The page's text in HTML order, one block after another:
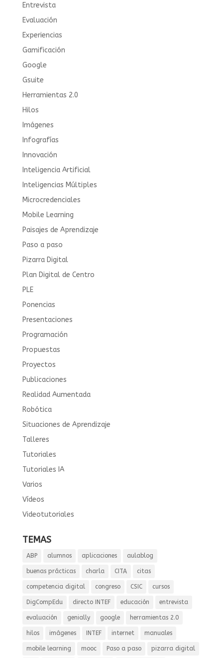
Entrevista
Evaluación
Experiencias
Gamificación
Google
Gsuite
Herramientas 2.0
Hilos
Imágenes
Infografías
Innovación
Inteligencia Artificial
Inteligencias Múltiples
Microcredenciales
Mobile Learning
Paisajes de Aprendizaje
Paso a paso
Pizarra Digital
Plan Digital de Centro
PLE
Ponencias
Presentaciones
Programación
Propuestas
Proyectos
Publicaciones
Realidad Aumentada
Robótica
Situaciones de Aprendizaje
Talleres
Tutoriales
Tutoriales IA
Varios
Vídeos
Videotutoriales
TEMAS
ABP alumnos aplicaciones aulablog
buenas prácticas charla CITA citas
competencia digital congreso CSIC cursos
DigCompEdu directo INTEF educación entrevista
evaluación genially google herramientas 2.0
hilos imágenes INTEF internet manuales
mobile learning mooc Paso a paso pizarra digital